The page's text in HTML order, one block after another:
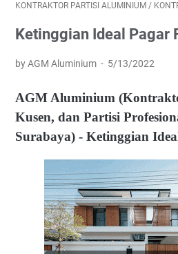
KONTRAKTOR PARTISI ALUMINIUM /
Ketinggian Ideal Pagar
by AGM Aluminium 5/13/2022
AGM Aluminium
Kusen, dan Partisi
Surabaya) - Ketinggian